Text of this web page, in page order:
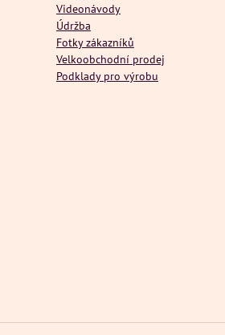
Videonávody
Údržba
Fotky zákazníků
Velkoobchodní prodej
Podklady pro výrobu